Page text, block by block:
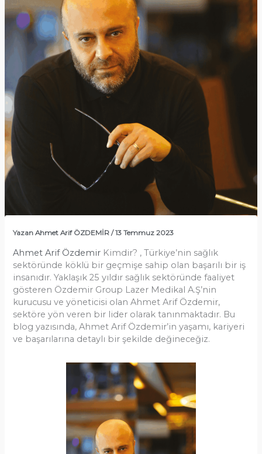
Yazan Ahmet Arif ÖZDEMİR/13 Temmuz 2023
Ahmet Arif Özdemir Kimdir? , Türkiye’nin sağlık
sektöründe köklü bir geçmişe sahip olan başarılı bir iş
insanıdır. Yaklaşık 25 yıldır sağlık sektöründe faaliyet
gösteren Özdemir Group Lazer Medikal A.Ş’nin
kurucusu ve yöneticisi olan Ahmet Arif Özdemir,
sektöre yön veren bir lider olarak tanınmaktadır. Bu
blog yazısında, Ahmet Arif Özdemir’in yaşamı, kariyeri
ve başarılarına detaylı bir şekilde değineceğiz.